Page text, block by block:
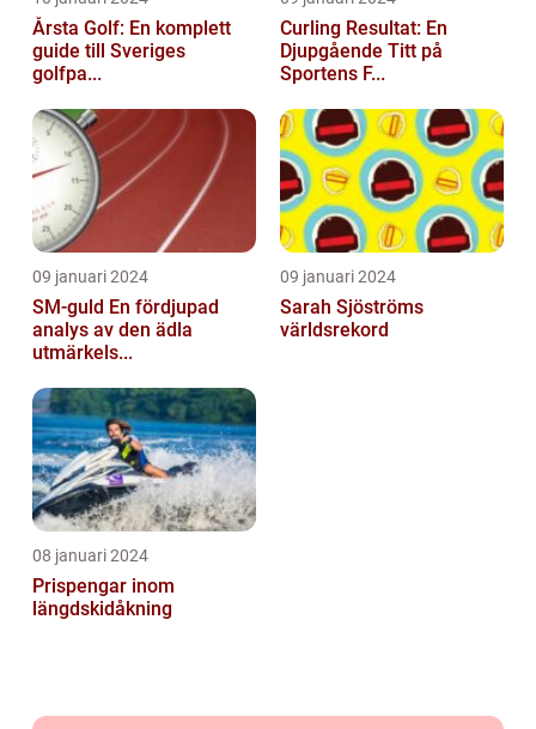
Årsta Golf: En komplett
guide till Sveriges
golfpa...
Curling Resultat: En
Djupgående Titt på
Sportens F...
09 januari 2024
SM-guld En fördjupad
analys av den ädla
utmärkels...
09 januari 2024
Sarah Sjöströms
världsrekord
08 januari 2024
Prispengar inom
längdskidåkning